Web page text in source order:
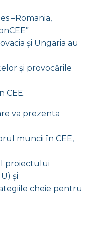
–Romania,
și Ungaria au
și provocările
CEE.
va prezenta
muncii în CEE,
proiectului
și
cheie pentru